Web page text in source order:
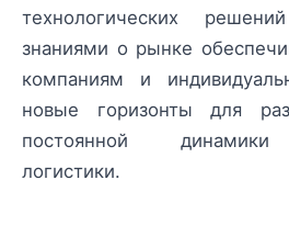
технологических
знаниями о рынке
компаниям и
новые горизонты для
постоянной динамики
логистики.